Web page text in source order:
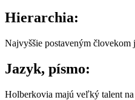
Hierarchia:
Najvyššie postaveným človekom
Jazyk, písmo:
Holberkovia majú veľký talent